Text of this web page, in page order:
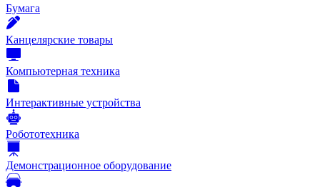
Бумага
Канцелярские товары
Компьютерная техника
Интерактивные устройства
Робототехника
Демонстрационное оборудование